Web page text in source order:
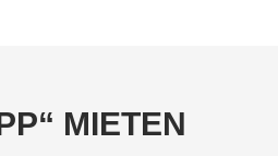
MIETEN